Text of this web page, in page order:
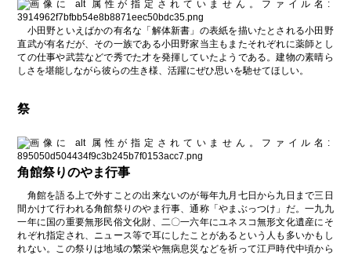
小田野といえばかの有名な「解体新書」の表紙を描いたとされる小田野
直武が有名だが、その一族である小田野家当主もまたそれぞれに薬師とし
ての仕事や武芸などで秀でた才を発揮していたようである。建物の素晴ら
しさを堪能しながら彼らの生き様、活躍にぜひ思いを馳せてほしい。
祭
角館祭りのやま行事
角館を語る上で外すことの出来ないのが毎年九月七日から九日まで三日
間かけて行われる角館祭りのやま行事、通称「やまぶっつけ」だ。一九九
一年に国の重要無形民俗文化財、二〇一六年にユネスコ無形文化遺産にそ
れぞれ指定され、ニュース等で耳にしたことがあるという人も多いかもし
れない。この祭りは地域の繁栄や無病息災などを祈って江戸時代中頃から